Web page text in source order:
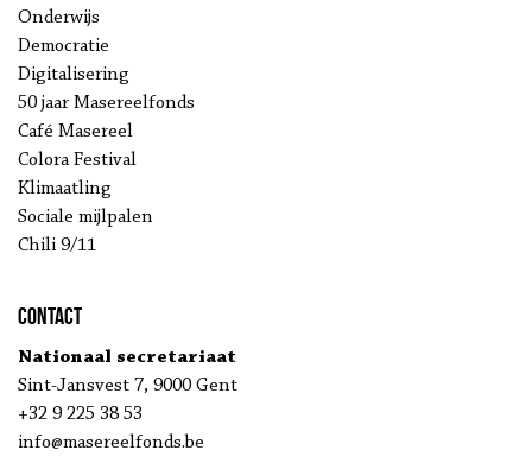
Onderwijs
Democratie
Digitalisering
50 jaar Masereelfonds
Café Masereel
Colora Festival
Klimaatling
Sociale mijlpalen
Chili 9/11
Contact
Nationaal secretariaat
Sint-Jansvest 7, 9000 Gent
+32 9 225 38 53
info@masereelfonds.be